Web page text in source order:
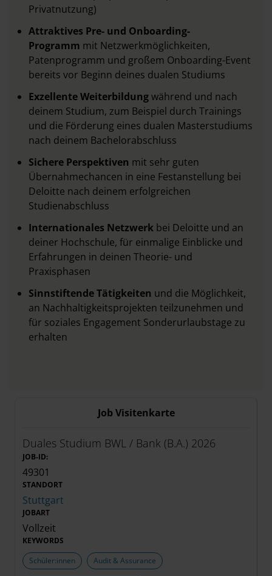
Privatnutzung)
Attraktives Pre- und Onboarding-
Programm mit Netzwerkmöglichkeiten,
Patenprogramm und großem Onboarding-Event
bereits vor Beginn deines dualen Studiums
Exzellente Weiterbildungwährend und nach
deinem Studium, zum Beispiel durch Trainings
und die Förderung eines dualen Masterstudiums
nach deinem Bachelorabschluss
Sichere Perspektiven mit sehr guten
Übernahmechancen in eine Festanstellung bei
Deloitte nach deinem erfolgreichen
Studienabschluss
Internationales Netzwerk bei Deloitte und an
deiner Hochschule, für einmalige Einblicke und
Erfahrungen in deinen Theorie- und
Praxisphasen
Sinnstiftende Tätigkeiten und die Möglichkeit,
an Nachhaltigkeitsprojekten teilzunehmen und
für soziales Engagement Sonderurlaubstage zu
erhalten
Job Visitenkarte
Duales Studium BWL / Bank (B.A.) 2026
JOB-ID:
49301
STANDORT
Stuttgart
JOBART
Vollzeit
KEYWORDS
Schüler:innen
Audit & Assurance